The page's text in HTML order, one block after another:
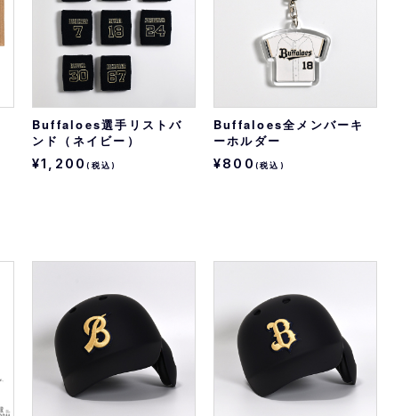
Buffaloes選手リストバ
ンド（ネイビー）
¥1,200(税込)
Buffaloes全メンバーキ
ーホルダー
¥800 (税込)